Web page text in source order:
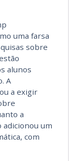
uma farsa
sobre
alunos
A
a exigir
a
adicionou um
com